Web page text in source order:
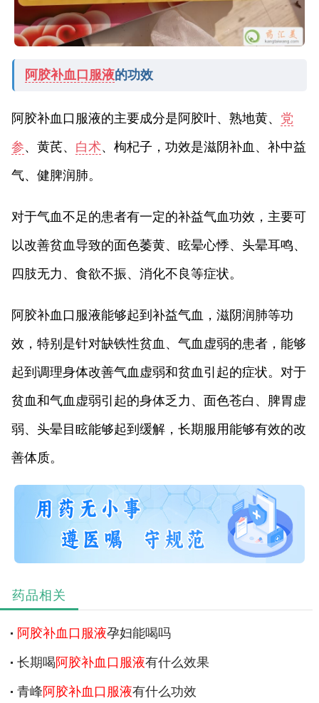
阿胶补血口服液的功效
阿胶补血口服液的主要成分是阿胶叶、熟地黄、 党
参、黄芪、 白术、枸杞子，功效是滋阴补血、补中益
气、健脾润肺。
对于气血不足的患者有一定的补益气血功效，主要可
以改善贫血导致的面色萎黄、眩晕心悸、头晕耳鸣、
四肢无力、食欲不振、消化不良等症状。
阿胶补血口服液能够起到补益气血，滋阴润肺等功
效，特别是针对缺铁性贫血、气血虚弱的患者，能够
起到调理身体改善气血虚弱和贫血引起的症状。对于
贫血和气血虚弱引起的身体乏力、面色苍白、脾胃虚
弱、头晕目眩能够起到缓解，长期服用能够有效的改
善体质。
药品相关
阿胶补血口服液孕妇能喝吗
长期喝阿胶补血口服液有什么效果
青峰阿胶补血口服液有什么功效